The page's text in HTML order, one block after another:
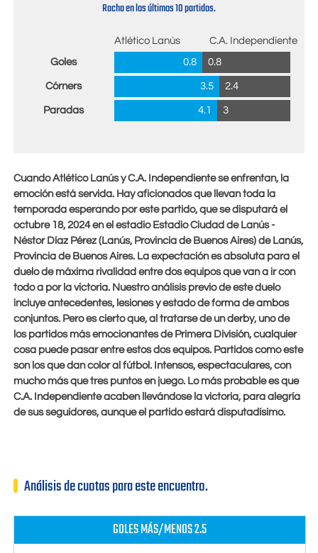
Racha en los últimos 10 partidos.
Atlético Lanús
C.A. Independiente
Goles
0.8 0.8
Córners 3.5 2.4
Paradas 4.1 3
Cuando Atlético Lanús y C.A. Independiente se enfrentan, la
emoción está servida. Hay aficionados que llevan toda la
temporada esperando por este partido, que se disputará el
octubre 18, 2024en el estadio Estadio Ciudad de Lanús -
Néstor Díaz Pérez (Lanús, Provincia de Buenos Aires) de Lanús,
Provincia de Buenos Aires. La expectación es absoluta para el
duelo de máxima rivalidad entre dos equipos que van a ir con
todo a por la victoria. Nuestro análisis previo de este duelo
incluye antecedentes, lesiones y estado de forma de ambos
conjuntos. Pero es cierto que, al tratarse de un derby, uno de
los partidos más emocionantes de Primera División, cualquier
cosa puede pasar entre estos dos equipos. Partidos como este
son los que dan color al fútbol. Intensos, espectaculares, con
mucho más que tres puntos en juego. Lo más probable es que
C.A. Independiente acaben llevándose la victoria, para alegría
de sus seguidores, aunque el partido estará disputadísimo.
Análisis de cuotas para este encuentro.
GOLES MÁS/MENOS 2.5